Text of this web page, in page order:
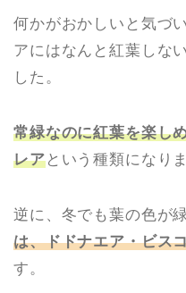
何かがおかしいと気づ
アにはなんと紅葉しな
した。
常緑なのに紅葉を楽し
レアという種類になりま
逆に、冬でも葉の色が
は、ドドナエア・ビス
す。